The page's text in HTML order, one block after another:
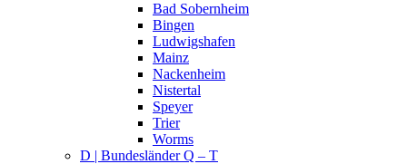
Bad Sobernheim
Bingen
Ludwigshafen
Mainz
Nackenheim
Nistertal
Speyer
Trier
Worms
D | Bundesländer Q – T